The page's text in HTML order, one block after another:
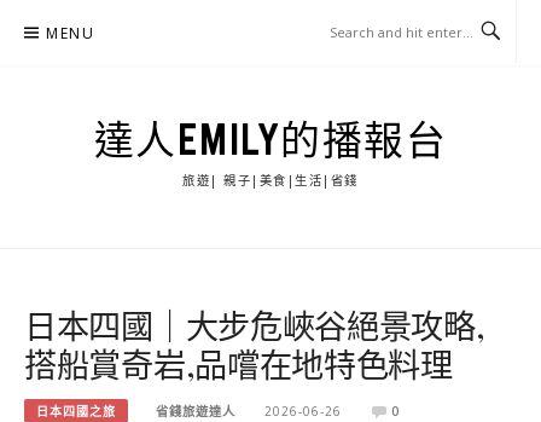
MENU
達人EMILY的播報台
旅遊| 親子|美食|生活|省錢
日本四國｜大步危峽谷絕景攻略,
搭船賞奇岩,品嚐在地特色料理
日本四國之旅 省錢旅遊達人 2026-06-26 0